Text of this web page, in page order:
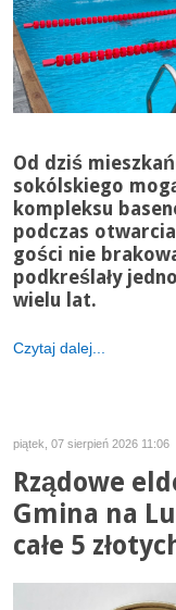
Od dziś
sokólskiego
kompleksu
podczas
gości nie
podkreślały
wielu lat.
Czytaj dalej...
piątek, 07 sierpień 2026 11:06
Rządowe
Gmina na
całe 5